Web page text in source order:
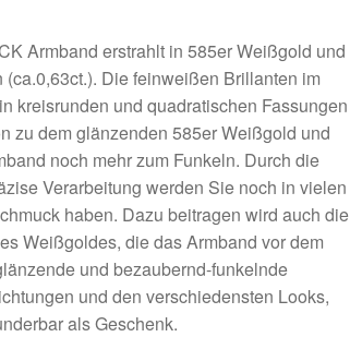
Armband erstrahlt in 585er Weißgold und
Die feinweißen Brillanten im
kreisrunden und quadratischen Fassungen
zu dem glänzenden 585er Weißgold und
noch mehr zum Funkeln. Durch die
Verarbeitung werden Sie noch in vielen
haben. Dazu beitragen wird auch die
Weißgoldes, die das Armband vor dem
und bezaubernd-funkelnde
und den verschiedensten Looks,
als Geschenk.